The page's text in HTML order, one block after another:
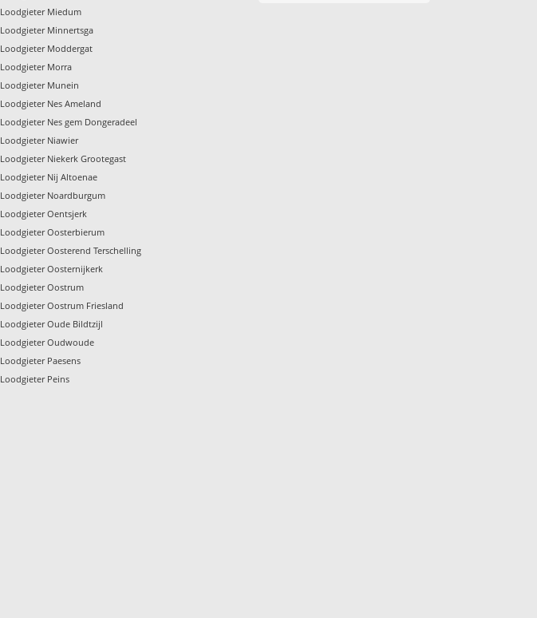
Loodgieter Miedum
Loodgieter Minnertsga
Loodgieter Moddergat
Loodgieter Morra
Loodgieter Munein
Loodgieter Nes Ameland
Loodgieter Nes gem Dongeradeel
Loodgieter Niawier
Loodgieter Niekerk Grootegast
Loodgieter Nij Altoenae
Loodgieter Noardburgum
Loodgieter Oentsjerk
Loodgieter Oosterbierum
Loodgieter Oosterend Terschelling
Loodgieter Oosternijkerk
Loodgieter Oostrum
Loodgieter Oostrum Friesland
Loodgieter Oude Bildtzijl
Loodgieter Oudwoude
Loodgieter Paesens
Loodgieter Peins